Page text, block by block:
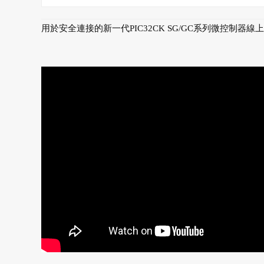
用於安全連接的新一代PIC32CK SG/GC系列微控制器線